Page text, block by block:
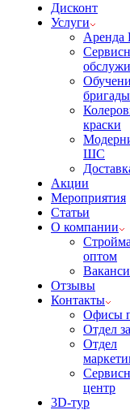
Дисконт
Услуги
бригады
краски
ШС
Акции
Мероприятия
Статьи
О компании
оптом
Отзывы
Контакты
Офисы
Отдел
Отдел
центр
3D-тур